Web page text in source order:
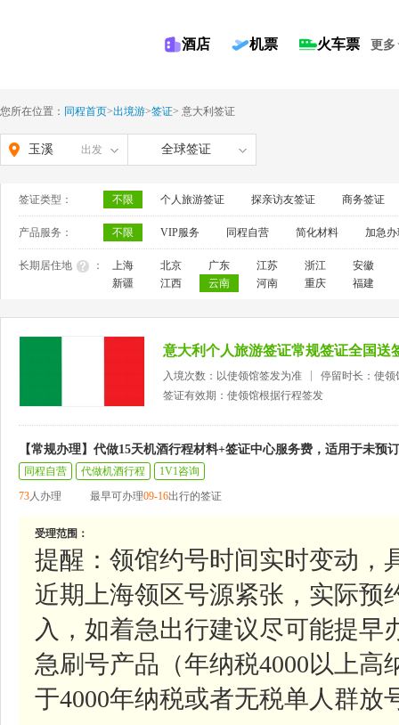
酒店 机票 火车票 更多
您所在位置： 同程首页>出境游>签证> 意大利签证
玉溪 出发 全球签证
签证类型： 不限 个人旅游签证 探亲访友签证 商务签证
产品服务： 不限 VIP服务 同程自营 简化材料 加急
长期居住地 ： 上海 北京 广东 江苏 浙江
安徽
新疆
江西 云南 河南 重庆 福建
意大利个人旅游签证常规签证全国送
入境次数：以使领馆签发为准
停留时长：使领
签证有效期：使领馆根据行程签发
【常规办理】代做15天机酒行程材料+签证中心服务费，适用于未预
同程自营 代做机酒行程
1V1咨询
73人办理 最早可办理09-16出行的签证
受理范围：
提醒：领馆约号时间实时变动，
近期上海领区号源紧张，实际预
入，如着急出行建议尽可能提
急刷号产品（年纳税4000以上
于4000年纳税或者无税单人群放